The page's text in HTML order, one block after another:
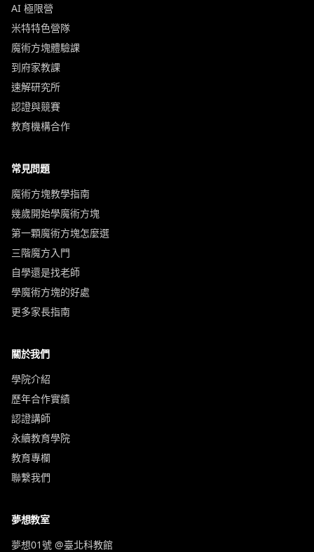
AI 極限營
米特特色營隊
魔術方塊體驗課
到府家教課
速解研究所
認證與競賽
教育機構合作
常見問題
魔術方塊教學指南
幾歲開始學魔術方塊
第一顆魔術方塊怎麼選
三階魔方入門
自學還是找老師
學魔術方塊的好處
更多家長指南
關於我們
學院介紹
歷年合作實績
認證講師
永續教育學院
教育專欄
聯繫我們
夢想教室
夢想01號 @臺北科教館